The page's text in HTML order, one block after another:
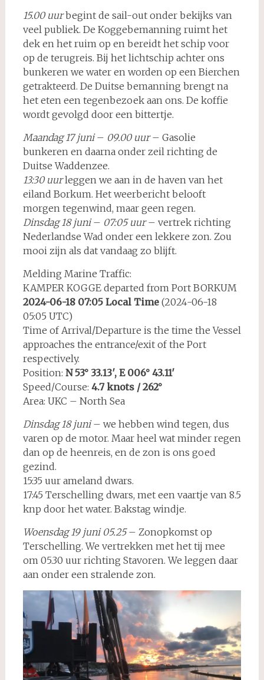
15.00 uurbegint de sail-out onder bekijks van
veel publiek. De Koggebemanning ruimt het
dek en het ruim op en bereidt het schip voor
op de terugreis. Bij het lichtschip achter ons
bunkeren we water en worden op een Bierchen
getrakteerd. De Duitse bemanning brengt na
het eten een tegenbezoek aan ons. De koffie
wordt gevolgd door een bittertje.
Maandag 17 juni– 09.00 uur– Gasolie
bunkeren en daarna onder zeil richting de
Duitse Waddenzee.
13:30 uurleggen we aan in de haven van het
eiland Borkum. Het weerbericht belooft
morgen tegenwind, maar geen regen.
Dinsdag 18 juni– 07:05 uur– vertrek richting
Nederlandse Wad onder een lekkere zon. Zou
mooi zijn als dat vandaag zo blijft.
Melding Marine Traffic:
KAMPER KOGGE departed from Port BORKUM
2024-06-18 07:05 Local Time(2024-06-18
05:05 UTC)
Time of Arrival/Departure is the time the Vessel
approaches the entrance/exit of the Port
respectively.
Position: N 53° 33.13′, E 006° 43.11′
Speed/Course: 4.7 knots / 262°
Area: UKC – North Sea
Dinsdag 18 juni– we hebben wind tegen, dus
varen op de motor. Maar heel wat minder regen
dan op de heenreis, en de zon is ons goed
gezind.
15:35 uur ameland dwars.
17:45 Terschelling dwars, met een vaartje van 8.5
knp door het water. Bakstag windje.
Woensdag 19 juni 05.25– Zonopkomst op
Terschelling. We vertrekken met het tij mee
om 05.30 uur richting Stavoren. We leggen daar
aan onder een stralende zon.